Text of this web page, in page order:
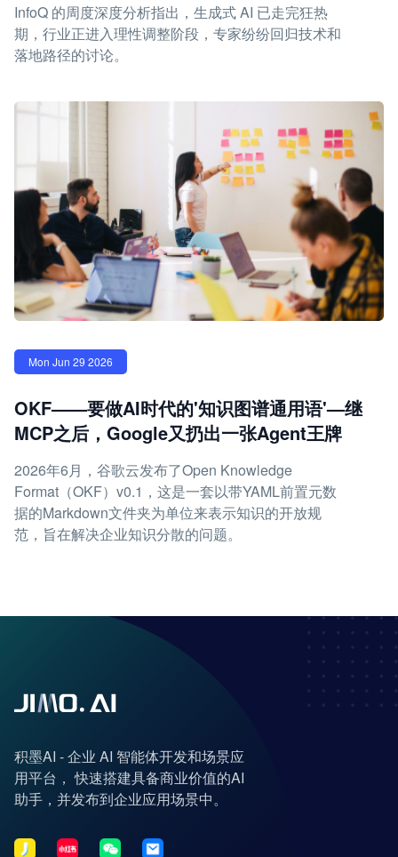
InfoQ 的周度深度分析指出，生成式 AI 已走完狂热
期，行业正进入理性调整阶段，专家纷纷回归技术和
落地路径的讨论。
Mon Jun 29 2026
OKF——要做AI时代的'知识图谱通用语'—继
MCP之后，Google又扔出一张Agent王牌
2026年6月，谷歌云发布了Open Knowledge
Format（OKF）v0.1，这是一套以带YAML前置元数
据的Markdown文件夹为单位来表示知识的开放规
范，旨在解决企业知识分散的问题。
积墨AI - 企业 AI 智能体开发和场景应
用平台， 快速搭建具备商业价值的AI
助手，并发布到企业应用场景中。